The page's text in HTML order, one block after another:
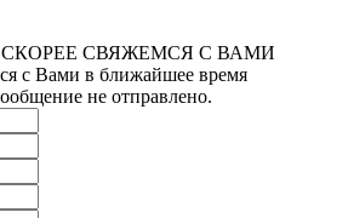
СВЯЖЕМСЯ С ВАМИ
с Вами в ближайшее время
не отправлено.